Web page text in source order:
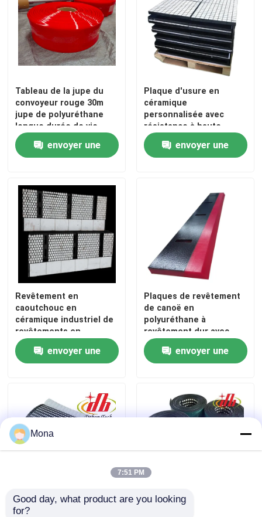
ralentissement en céramique de poulie
Ralentissement de poulie de convoyeur
Panneau de jupe de convoyeur
double panneau de jupe de joint
lit d'impact de convoyeur
feuille de polyuréthane
Produit de polyuréthane
Tuiles en céramique d'usage
Décapant de bande de conveyeur
Tableau de la jupe du
convoyeur rouge 30m
jupe de polyuréthane
longue durée de vie
envoyer une
Plaque d'usure en
céramique
personnalisée avec
résistance à haute
température
envoyer une
Revêtement en
caoutchouc en
céramique industriel de
revêtements en
céramique d'usage de
convoyeurenvoyer une
Plaques de revêtement
de canoë en
polyuréthane à
revêtement dur avec
support en acier
envoyer une
Boulonnage remplaçable
sur la poulie de
La couche de
Mona
7:51 PM
Good day, what product are you looking
for?